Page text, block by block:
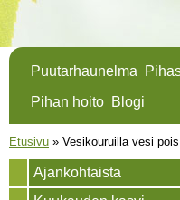
Puutarhaunelma
Pihan hoito Blogi
Olet täällä
Etusivu » Vesikouruilla vesi
Ajankohtaista